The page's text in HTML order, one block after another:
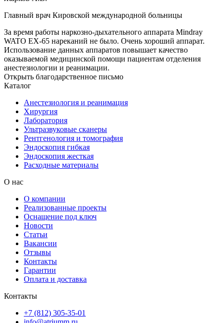
Главный врач Кировской международной больницы
За время работы наркозно-дыхательного аппарата Mindray
WATO EX-65 нареканий не было. Очень хороший аппарат.
Использование данных аппаратов повышает качество
оказываемой медицинской помощи пациентам отделения
анестезиологии и реанимации.
Открыть благодарственное письмо
Каталог
Анестезиология и реанимация
Хирургия
Лаборатория
Ультразвуковые сканеры
Рентгенология и томография
Эндоскопия гибкая
Эндоскопия жесткая
Расходные материалы
О нас
О компании
Реализованные проекты
Оснащение под ключ
Новости
Статьи
Вакансии
Отзывы
Контакты
Гарантии
Оплата и доставка
Контакты
+7 (812) 305-35-01